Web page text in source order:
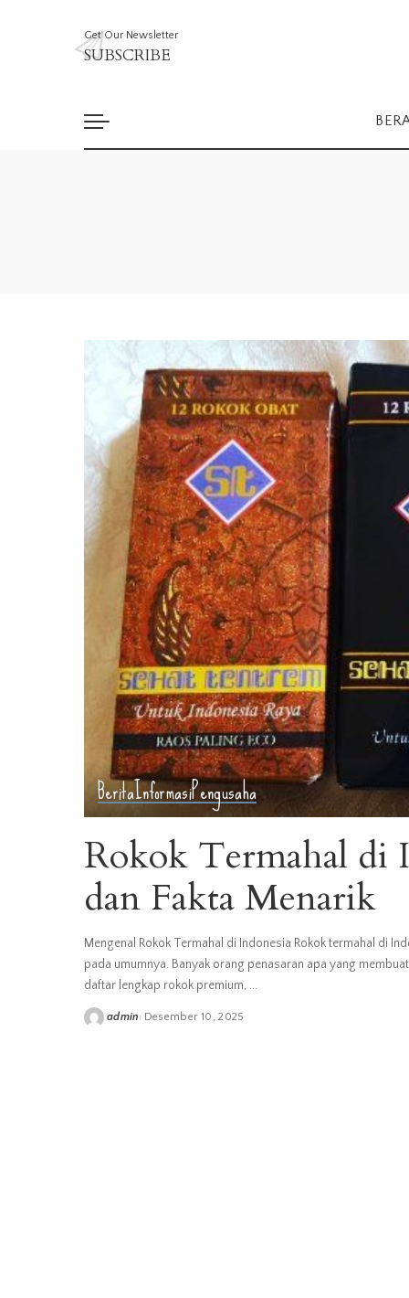
Get Our Newsletter
SUBSCRIBE
BeritaInformasiPengusaha
Rokok Termahal di
dan Fakta Menarik
Mengenal Rokok Termahal di Indonesia Rokok termahal di
pada umumnya. Banyak orang penasaran apa yang
daftar lengkap rokok premium, ...
Posted
admin Desember 10, 2025